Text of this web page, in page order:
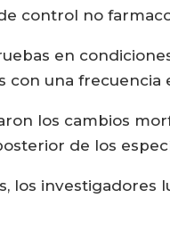
control no
en
una frecuencia
los cambios
de los
los